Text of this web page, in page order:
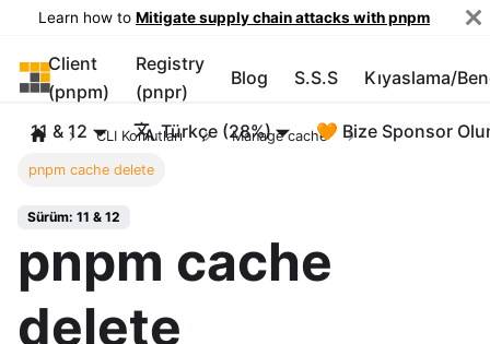
Learn how to Mitigate supply chain attacks with pnpm
pnpm
Client
(pnpm)
Registry
(pnpr)
Blog S.S.S Kıyaslama/
11 & 12 Türkçe (28%) 🧡 Bize Sponsor
CLI Komutları Manage cache
pnpm cache delete
Sürüm: 11 & 12
pnpm cache
delete